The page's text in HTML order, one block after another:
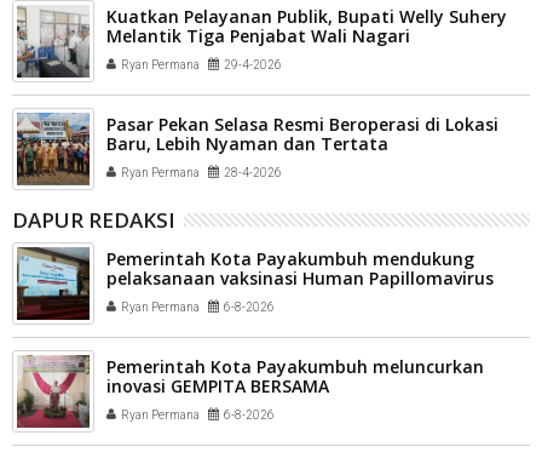
Kuatkan Pelayanan Publik, Bupati Welly Suhery
Melantik Tiga Penjabat Wali Nagari
Ryan Permana 29-4-2026
Pasar Pekan Selasa Resmi Beroperasi di Lokasi
Baru, Lebih Nyaman dan Tertata
Ryan Permana 28-4-2026
DAPUR REDAKSI
Pemerintah Kota Payakumbuh mendukung
pelaksanaan vaksinasi Human Papillomavirus
(HPV) bagi aparatur sipil negara (ASN) dan
masyarakat
Ryan Permana 6-8-2026
Pemerintah Kota Payakumbuh meluncurkan
inovasi GEMPITA BERSAMA
Ryan Permana 6-8-2026